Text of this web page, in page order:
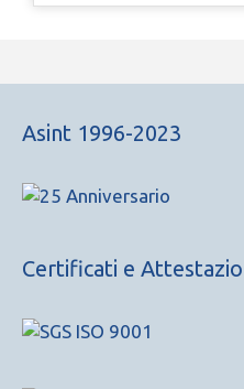
Asint 1996-2023
Certificati e